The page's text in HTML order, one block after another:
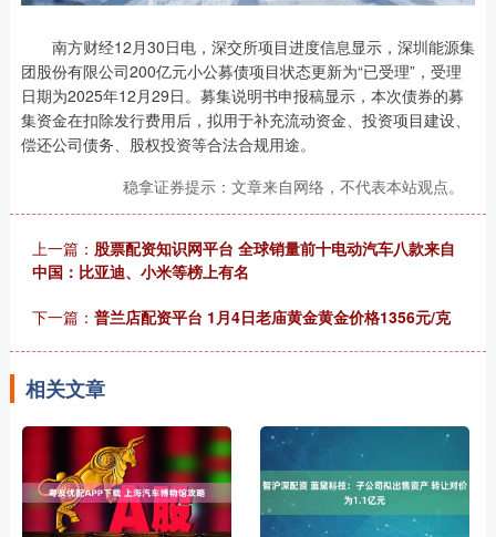
南方财经12月30日电，深交所项目进度信息显示，深圳能源集
团股份有限公司200亿元小公募债项目状态更新为“已受理”，受理
日期为2025年12月29日。募集说明书申报稿显示，本次债券的募
集资金在扣除发行费用后，拟用于补充流动资金、投资项目建设、
偿还公司债务、股权投资等合法合规用途。
稳拿证券提示：文章来自网络，不代表本站观点。
上一篇： 股票配资知识网平台 全球销量前十电动汽车八款来自
中国：比亚迪、小米等榜上有名
下一篇： 普兰店配资平台 1月4日老庙黄金黄金价格1356元/克
相关文章